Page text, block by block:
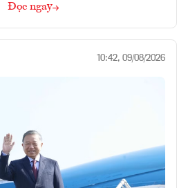
Đọc ngay
10:42, 09/08/2026